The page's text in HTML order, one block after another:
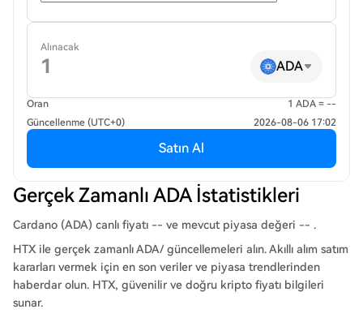
Alınacak
ADA
Oran
1 ADA = --
Güncellenme (UTC+0)
2026-08-06 17:02
Satın Al
Gerçek Zamanlı ADA İstatistikleri
Cardano (ADA) canlı fiyatı -- ve mevcut piyasa değeri -- .
HTX ile gerçek zamanlı ADA/ güncellemeleri alın. Akıllı alım satım
kararları vermek için en son veriler ve piyasa trendlerinden
haberdar olun. HTX, güvenilir ve doğru kripto fiyatı bilgileri
sunar.